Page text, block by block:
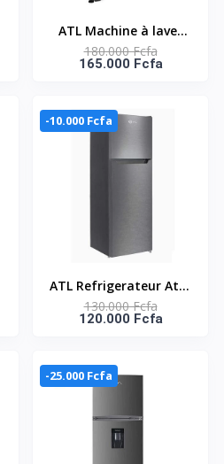
ATL Machine à laver
automatique - 7Kg -
Inverter - 1400 Tpm
180.000 Fcfa
165.000 Fcfa
-10.000 Fcfa
ATL Refrigerateur Atl -
168L - 02 Portes - Inox
& Silver
130.000 Fcfa
120.000 Fcfa
-25.000 Fcfa